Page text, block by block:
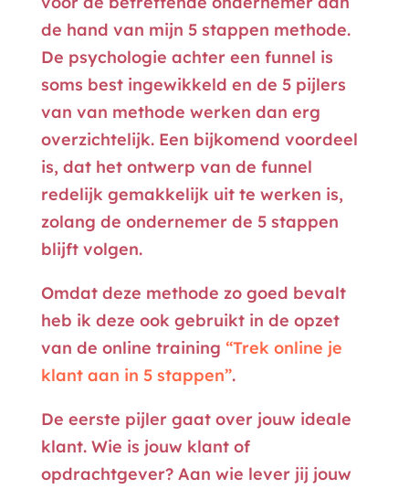
de hand van mijn 5 stappen methode.
De psychologie achter een funnel is
soms best ingewikkeld en de 5 pijlers
van van methode werken dan erg
overzichtelijk. Een bijkomend voordeel
is, dat het ontwerp van de funnel
redelijk gemakkelijk uit te werken is,
zolang de ondernemer de 5 stappen
blijft volgen.
Omdat deze methode zo goed bevalt
heb ik deze ook gebruikt in de opzet
van de online training “Trek online je
klant aan in 5 stappen”.
De eerste pijler gaat over jouw ideale
klant. Wie is jouw klant of
opdrachtgever? Aan wie lever jij jouw